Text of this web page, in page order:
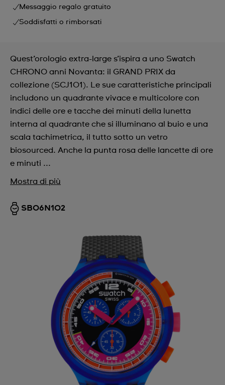
Messaggio regalo gratuito
Soddisfatti o rimborsati
Quest’orologio extra-large s’ispira a uno Swatch
CHRONO anni Novanta: il GRAND PRIX da
collezione (SCJ101). Le sue caratteristiche principali
includono un quadrante vivace e multicolore con
indici delle ore e tacche dei minuti della lunetta
interna al quadrante che si illuminano al buio e una
scala tachimetrica, il tutto sotto un vetro
biosourced. Anche la punta rosa delle lancette di ore
e minuti ...
Mostra di più
SB06N102